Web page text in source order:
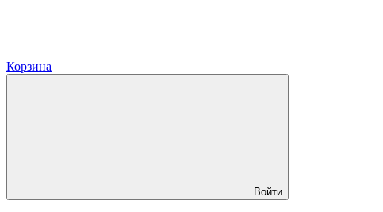
Корзина
Войти